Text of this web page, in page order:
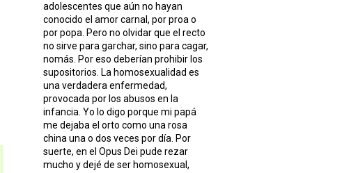
adolescentes que aún no hayan
conocido el amor carnal, por proa o
por popa. Pero no olvidar que el recto
no sirve para garchar, sino para cagar,
nomás. Por eso deberían prohibir los
supositorios. La homosexualidad es
una verdadera enfermedad,
provocada por los abusos en la
infancia. Yo lo digo porque mi papá
me dejaba el orto como una rosa
china una o dos veces por día. Por
suerte, en el Opus Dei pude rezar
mucho y dejé de ser homosexual,